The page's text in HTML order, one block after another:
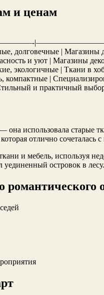
и ценам
долговечные | Магазины
и уют | Магазины
экологичные | Ткани в
компактные |
и практичный
использовала старые
отлично
и мебель,
уединенный островок в
романтического